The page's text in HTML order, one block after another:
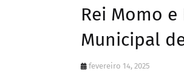
Rei Momo
Municipal
fevereiro 14, 2025